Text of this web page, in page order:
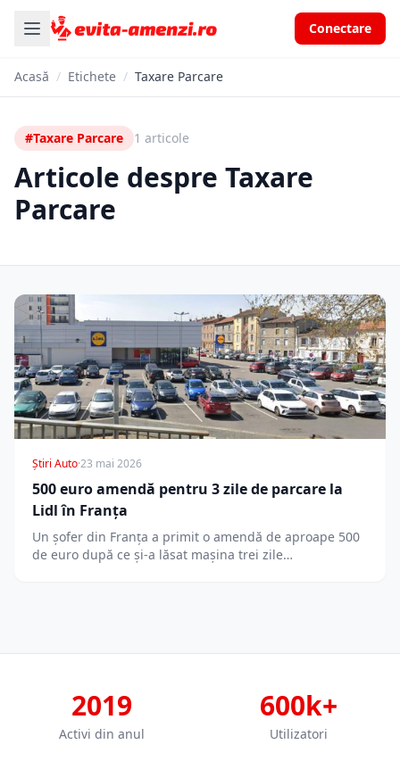
Conectare
Acasă / Etichete / Taxare Parcare
#Taxare Parcare 1 articole
Articole despre Taxare
Parcare
Știri Auto·23 mai 2026
500 euro amendă pentru 3 zile de parcare la
Lidl în Franța
Un șofer din Franța a primit o amendă de aproape 500
de euro după ce și-a lăsat mașina trei zile…
2019
Activi din anul
600k+
Utilizatori